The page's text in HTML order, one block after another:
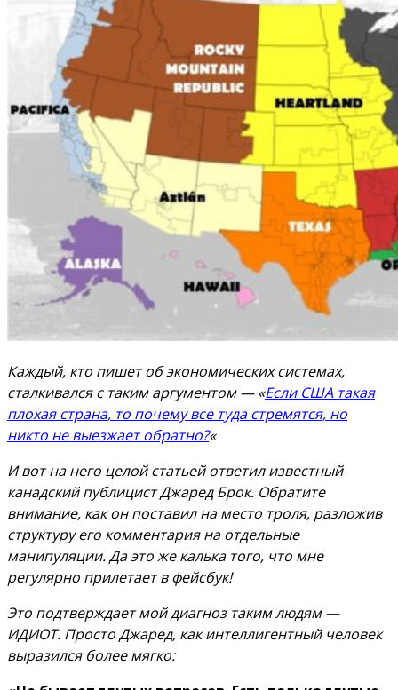
Каждый, кто пишет об экономических системах,
сталкивался с таким аргументом — «Если США такая
плохая страна, то почему все туда стремятся, но
никто не выезжает обратно?«
И вот на него целой статьей ответил известный
канадский публицист Джаред Брок. Обратите
внимание, как он поставил на место троля, разложив
структуру его комментария на отдельные
манипуляции. Да это же калька того, что мне
регулярно прилетает в фейсбук!
Это подтверждает мой диагноз таким людям —
ИДИОТ. Просто Джаред, как интеллигентный человек
выразился более мягко: